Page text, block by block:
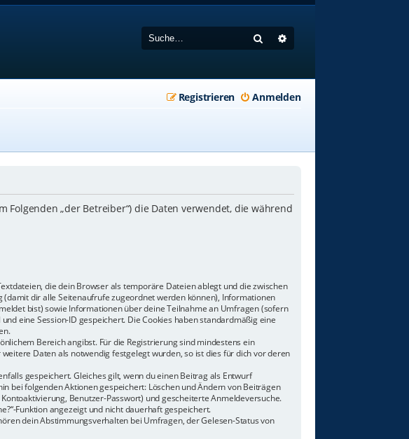
Suche
Anmelden
Registrieren
Folgenden „der Betreiber“) die Daten verwendet, die während
die dein Browser als temporäre Dateien ablegt und die zwischen
dir alle Seitenaufrufe zugeordnet werden können), Informationen
bist) sowie Informationen über deine Teilnahme an Umfragen (sofern
eine Session-ID gespeichert. Die Cookies haben standardmäßig eine
Bereich angibst. Für die Registrierung sind mindestens ein
Daten als notwendig festgelegt wurden, so ist dies für dich vor deren
gespeichert. Gleiches gilt, wenn du einen Beitrag als Entwurf
bei folgenden Aktionen gespeichert: Löschen und Ändern von Beiträgen
Benutzer-Passwort) und gescheiterte Anmeldeversuche.
Funktion angezeigt und nicht dauerhaft gespeichert.
dein Abstimmungsverhalten bei Umfragen, der Gelesen-Status von